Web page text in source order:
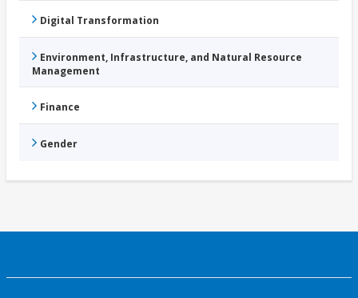
Digital Transformation
Environment, Infrastructure, and Natural Resource
Management
Finance
Gender